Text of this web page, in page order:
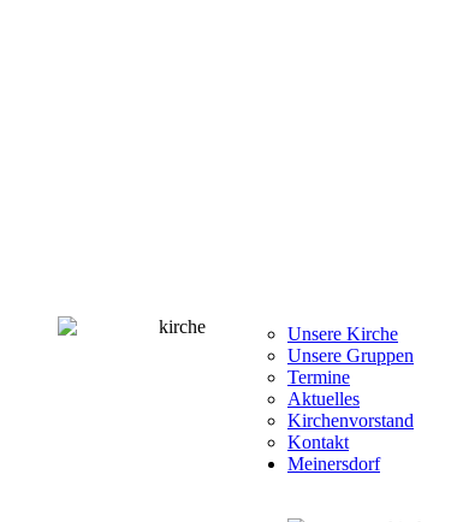
Unsere Kirche
Unsere Gruppen
Termine
Aktuelles
Kirchenvorstand
Kontakt
Meinersdorf